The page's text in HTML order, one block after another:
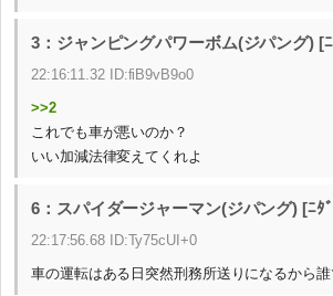
3：ジャンピングパワーボム(ジパング) [
22:16:11.32 ID:fiB9vB9o0
>>2
これでも車が悪いのか？
いい加減法律変えてくれよ
6：スパイダージャーマン(ジパング) [ﾆﾀ
22:17:56.68 ID:Ty75cUI+0
車の運転はある日突然刑務所送りになるから誰